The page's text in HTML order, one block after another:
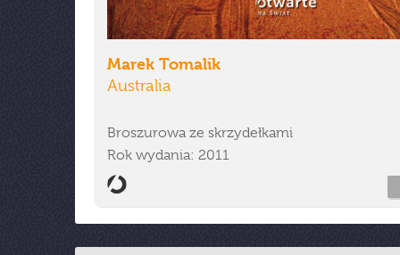
Marek Tomalik
Australia
Broszurowa ze skrzydełkami
Rok wydania: 2011